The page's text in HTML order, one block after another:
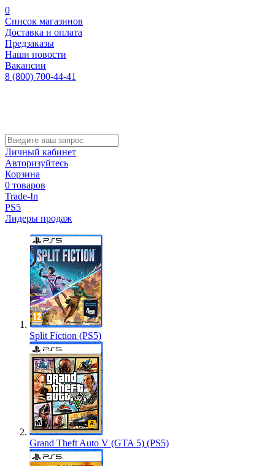
0
Список магазинов
Доставка и оплата
Предзаказы
Наши новости
Вакансии
8 (800) 700-44-41
Личный кабинет
Авторизуйтесь
Корзина
0 товаров
Trade-In
PS5
Лидеры продаж
Split Fiction (PS5)
Grand Theft Auto V (GTA 5) (PS5)